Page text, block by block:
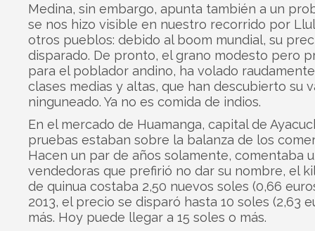
Medina, sin embargo, apunta también a un
se nos hizo visible en nuestro recorrido por
otros pueblos: debido al boom mundial, su
disparado. De pronto, el grano modesto pero
para el poblador andino, ha volado
clases medias y altas, que han descubierto su
ninguneado. Ya no es comida de indios.
En el mercado de Huamanga, capital de
pruebas estaban sobre la balanza de los
Hacen un par de años solamente, comentaba
vendedoras que prefirió no dar su nombre, el
de quinua costaba 2,50 nuevos soles (0,66
2013, el precio se disparó hasta 10 soles (2,63
más. Hoy puede llegar a 15 soles o más.